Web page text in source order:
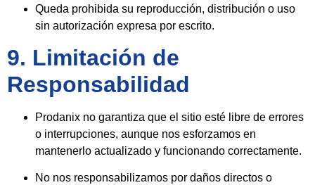
Queda prohibida su reproducción, distribución o uso
sin autorización expresa por escrito.
9. Limitación de
Responsabilidad
Prodanix no garantiza que el sitio esté libre de errores
o interrupciones, aunque nos esforzamos en
mantenerlo actualizado y funcionando correctamente.
No nos responsabilizamos por daños directos o